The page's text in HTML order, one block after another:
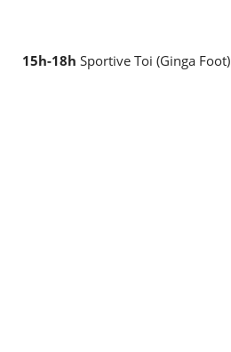
15h-18h Sportive Toi (Ginga Foot)